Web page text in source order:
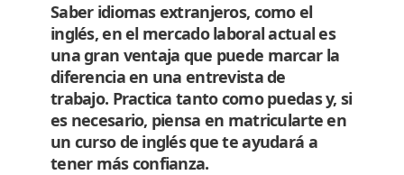
Saber idiomas extranjeros, como el
inglés, en el mercado laboral actual es
una gran ventaja que puede marcar la
diferencia en una entrevista de
trabajo. Practica tanto como puedas y, si
es necesario, piensa en matricularte en
un curso de inglés que te ayudará a
tener más confianza.